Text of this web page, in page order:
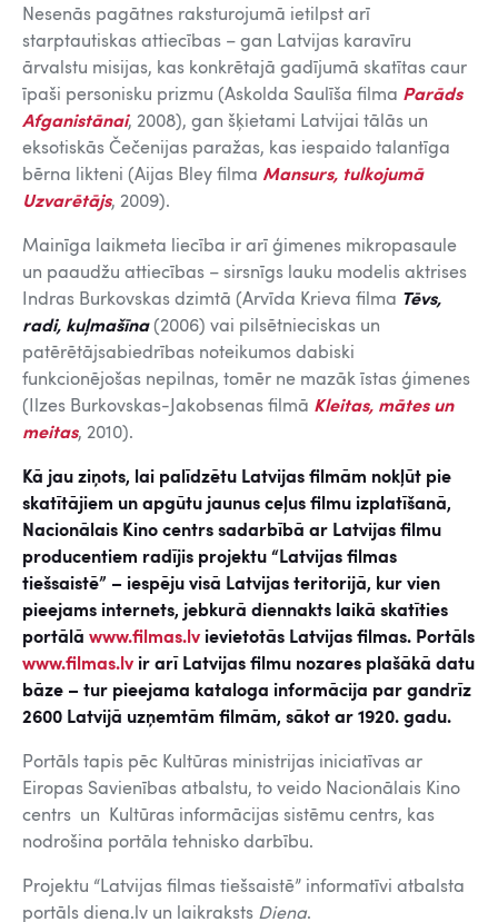
Nesenās pagātnes raksturojumā ietilpst arī
starptautiskas attiecības – gan Latvijas karavīru
ārvalstu misijas, kas konkrētajā gadījumā skatītas caur
īpaši personisku prizmu (Askolda Saulīša filma Parāds
Afganistānai, 2008), gan šķietami Latvijai tālās un
eksotiskās Čečenijas paražas, kas iespaido talantīga
bērna likteni (Aijas Bley filma Mansurs, tulkojumā
Uzvarētājs, 2009).
Mainīga laikmeta liecība ir arī ģimenes mikropasaule
un paaudžu attiecības – sirsnīgs lauku modelis aktrises
Indras Burkovskas dzimtā (Arvīda Krieva filma Tēvs,
radi, kuļmašīna(2006) vai pilsētnieciskas un
patērētājsabiedrības noteikumos dabiski
funkcionējošas nepilnas, tomēr ne mazāk īstas ģimenes
(Ilzes Burkovskas-Jakobsenas filmā Kleitas, mātes un
meitas, 2010).
Kā jau ziņots, lai palīdzētu Latvijas filmām nokļūt pie
skatītājiem un apgūtu jaunus ceļus filmu izplatīšanā,
Nacionālais Kino centrs sadarbībā ar Latvijas filmu
producentiem radījis projektu “Latvijas filmas
tiešsaistē” – iespēju visā Latvijas teritorijā, kur vien
pieejams internets, jebkurā diennakts laikā skatīties
portālā www.filmas.lv ievietotās Latvijas filmas. Portāls
www.filmas.lv ir arī Latvijas filmu nozares plašākā datu
bāze – tur pieejama kataloga informācija par gandrīz
2600 Latvijā uzņemtām filmām, sākot ar 1920. gadu.
Portāls tapis pēc Kultūras ministrijas iniciatīvas ar
Eiropas Savienības atbalstu, to veido Nacionālais Kino
centrs un Kultūras informācijas sistēmu centrs, kas
nodrošina portāla tehnisko darbību.
Projektu “Latvijas filmas tiešsaistē” informatīvi atbalsta
portāls diena.lv un laikraksts Diena.